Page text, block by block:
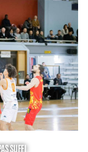
SUFFI